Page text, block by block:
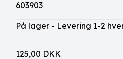
603903
På lager - Levering 1-2
125,00 DKK